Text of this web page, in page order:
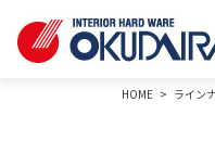
HOME ライン